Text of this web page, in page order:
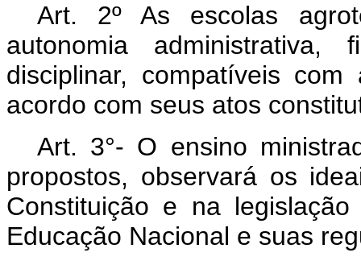
Art. 2º As escolas
autonomia administrativa,
disciplinar, compatíveis
acordo com seus atos
Art. 3°- O ensino
propostos, observará os
Constituição e na
Educação Nacional e suas